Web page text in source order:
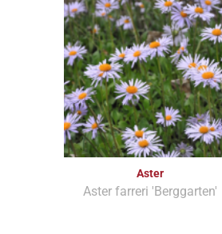
Aster
Aster farreri 'Berggarten'